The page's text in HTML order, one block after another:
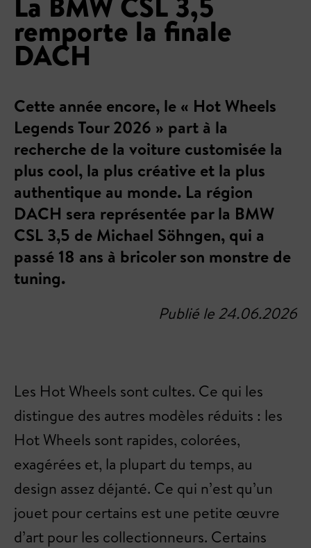
remporte la finale
DACH
Cette année encore, le « Hot Wheels
Legends Tour 2026 » part à la
recherche de la voiture customisée la
plus cool, la plus créative et la plus
authentique au monde. La région
DACH sera représentée par la BMW
CSL 3,5 de Michael Söhngen, qui a
passé 18 ans à bricoler son monstre de
tuning.
Publié le 24.06.2026
Les Hot Wheels sont cultes. Ce qui les
distingue des autres modèles réduits : les
Hot Wheels sont rapides, colorées,
exagérées et, la plupart du temps, au
design assez déjanté. Ce qui n’est qu’un
jouet pour certains est une petite œuvre
d’art pour les collectionneurs. Certains